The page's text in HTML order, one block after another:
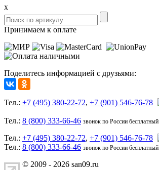
x
Принимаем к оплате
Поделитесь информацией с друзьями:
Тел.: +7 (495) 380-22-72, +7 (901) 546-76-78
Тел.: 8 (800) 333-66-46 звонок по России бесплатный
Тел.: +7 (495) 380-22-72, +7 (901) 546-76-78
Тел.: 8 (800) 333-66-46 звонок по России бесплатный
© 2009 - 2026 san09.ru